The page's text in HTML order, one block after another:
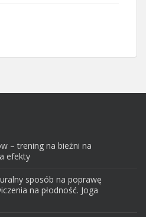
– trening na bieżni na
efekty
sposób na poprawę
na płodność. Joga